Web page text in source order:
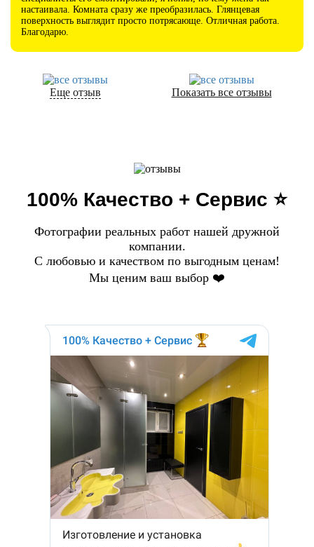
настаивала. Комната сразу же преобразилась. Глянцевая
поверхность выглядит просто потрясающе. Отличная работа.
Благодарю.
Еще отзыв Показать все отзывы
100% Качество + Сервис ⭐️
Фотографии реальных работ нашей дружной
компании.
С любовью и качеством по выгодным ценам!
Мы ценим ваш выбор ❤️